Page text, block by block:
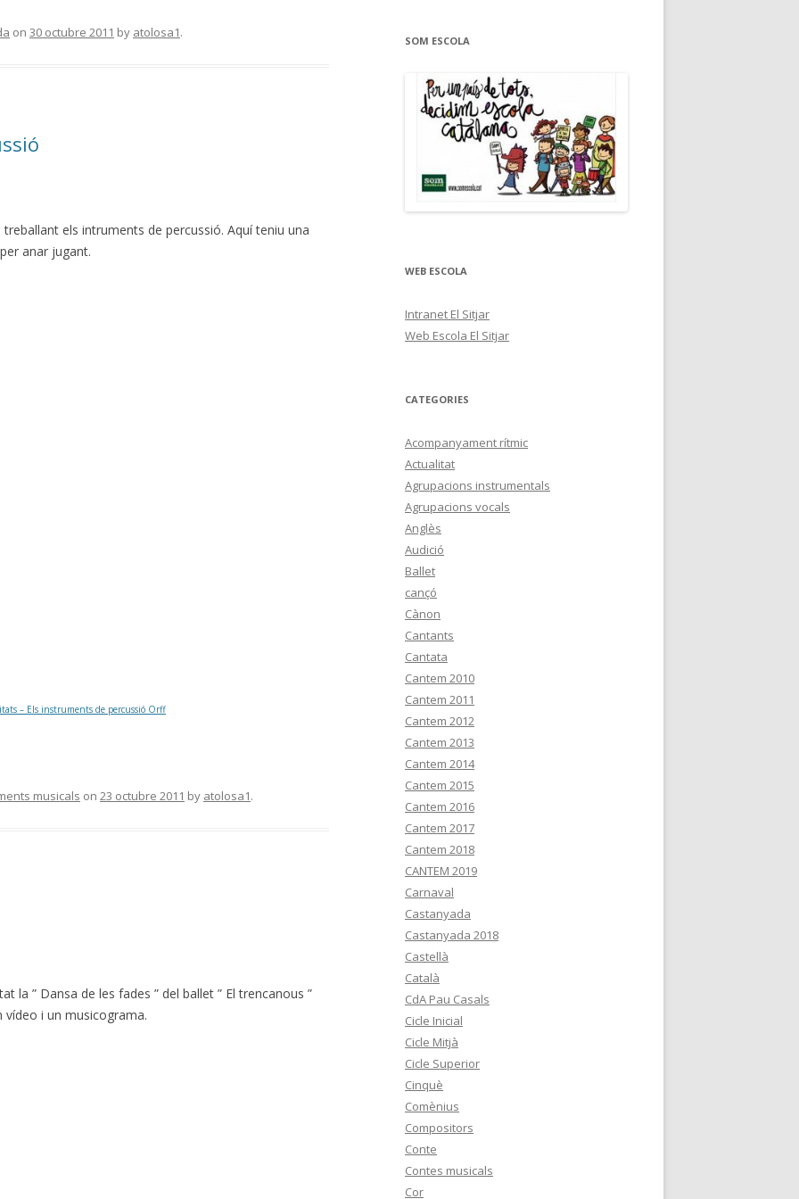
on 30 octubre 2011 by atolosa1.
els intruments de percussió. Aquí teniu una
anar jugant.
– Els instruments de percussió Orff
musicals on 23 octubre 2011 by atolosa1.
la ” Dansa de les fades ” del ballet ” El trencanous ”
vídeo i un musicograma.
SOM ESCOLA
WEB ESCOLA
Intranet El Sitjar
Web Escola El Sitjar
CATEGORIES
Acompanyament rítmic
Actualitat
Agrupacions instrumentals
Agrupacions vocals
Anglès
Audició
Ballet
cançó
Cànon
Cantants
Cantata
Cantem 2010
Cantem 2011
Cantem 2012
Cantem 2013
Cantem 2014
Cantem 2015
Cantem 2016
Cantem 2017
Cantem 2018
CANTEM 2019
Carnaval
Castanyada
Castanyada 2018
Castellà
Català
CdA Pau Casals
Cicle Inicial
Cicle Mitjà
Cicle Superior
Cinquè
Comènius
Compositors
Conte
Contes musicals
Cor